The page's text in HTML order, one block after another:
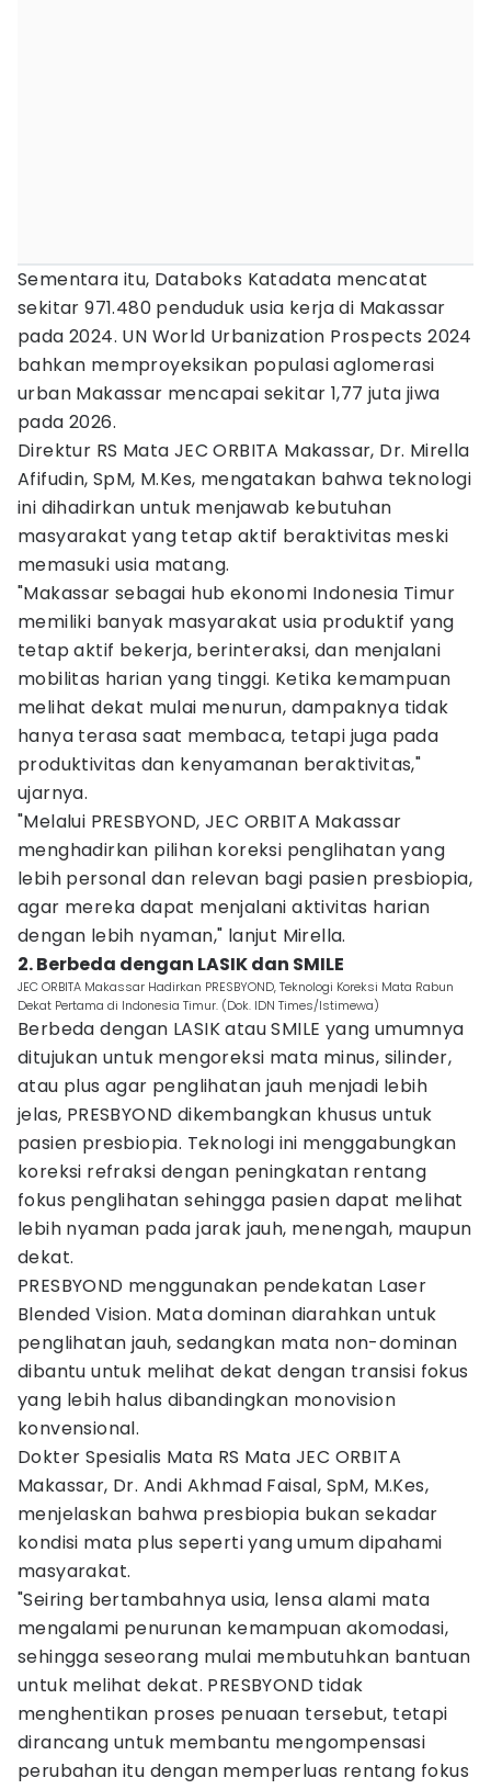
Sementara itu, Databoks Katadata mencatat
sekitar 971.480 penduduk usia kerja di Makassar
pada 2024. UN World Urbanization Prospects 2024
bahkan memproyeksikan populasi aglomerasi
urban Makassar mencapai sekitar 1,77 juta jiwa
pada 2026.
Direktur RS Mata JEC ORBITA Makassar, Dr. Mirella
Afifudin, SpM, M.Kes, mengatakan bahwa teknologi
ini dihadirkan untuk menjawab kebutuhan
masyarakat yang tetap aktif beraktivitas meski
memasuki usia matang.
"Makassar sebagai hub ekonomi Indonesia Timur
memiliki banyak masyarakat usia produktif yang
tetap aktif bekerja, berinteraksi, dan menjalani
mobilitas harian yang tinggi. Ketika kemampuan
melihat dekat mulai menurun, dampaknya tidak
hanya terasa saat membaca, tetapi juga pada
produktivitas dan kenyamanan beraktivitas,"
ujarnya.
"Melalui PRESBYOND, JEC ORBITA Makassar
menghadirkan pilihan koreksi penglihatan yang
lebih personal dan relevan bagi pasien presbiopia,
agar mereka dapat menjalani aktivitas harian
dengan lebih nyaman," lanjut Mirella.
2. Berbeda dengan LASIK dan SMILE
JEC ORBITA Makassar Hadirkan PRESBYOND, Teknologi Koreksi Mata Rabun
Dekat Pertama di Indonesia Timur. (Dok. IDN Times/Istimewa)
Berbeda dengan LASIK atau SMILE yang umumnya
ditujukan untuk mengoreksi mata minus, silinder,
atau plus agar penglihatan jauh menjadi lebih
jelas, PRESBYOND dikembangkan khusus untuk
pasien presbiopia. Teknologi ini menggabungkan
koreksi refraksi dengan peningkatan rentang
fokus penglihatan sehingga pasien dapat melihat
lebih nyaman pada jarak jauh, menengah, maupun
dekat.
PRESBYOND menggunakan pendekatan Laser
Blended Vision. Mata dominan diarahkan untuk
penglihatan jauh, sedangkan mata non-dominan
dibantu untuk melihat dekat dengan transisi fokus
yang lebih halus dibandingkan monovision
konvensional.
Dokter Spesialis Mata RS Mata JEC ORBITA
Makassar, Dr. Andi Akhmad Faisal, SpM, M.Kes,
menjelaskan bahwa presbiopia bukan sekadar
kondisi mata plus seperti yang umum dipahami
masyarakat.
"Seiring bertambahnya usia, lensa alami mata
mengalami penurunan kemampuan akomodasi,
sehingga seseorang mulai membutuhkan bantuan
untuk melihat dekat. PRESBYOND tidak
menghentikan proses penuaan tersebut, tetapi
dirancang untuk membantu mengompensasi
perubahan itu dengan memperluas rentang fokus